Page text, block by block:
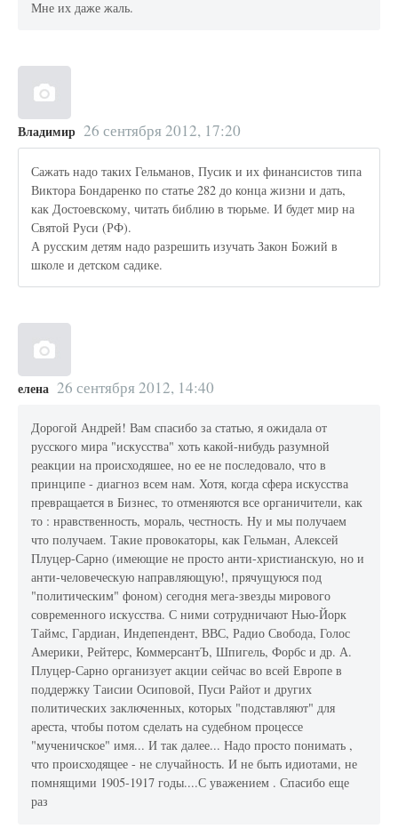
Мне их даже жаль.
Владимир 26 сентября 2012, 17:20
Сажать надо таких Гельманов, Пусик и их финансистов типа
Виктора Бондаренко по статье 282 до конца жизни и дать,
как Достоевскому, читать библию в тюрьме. И будет мир на
Святой Руси (РФ).
А русским детям надо разрешить изучать Закон Божий в
школе и детском садике.
елена 26 сентября 2012, 14:40
Дорогой Андрей! Вам спасибо за статью, я ожидала от
русского мира "искусства" хоть какой-нибудь разумной
реакции на происходяшее, но ее не последовало, что в
принципе - диагноз всем нам. Хотя, когда сфера искусства
превращается в Бизнес, то отменяются все органичители, как
то : нравственность, мораль, честность. Ну и мы получаем
что получаем. Такие провокаторы, как Гельман, Алексей
Плуцер-Сарно (имеющие не просто анти-христианскую, но и
анти-человеческую направляющую!, прячущуюся под
"политическим" фоном) сегодня мега-звезды мирового
современного искусства. С ними сотрудничают Нью-Йорк
Таймс, Гардиан, Индепендент, ВВС, Радио Свобода, Голос
Америки, Рейтерс, КоммерсантЪ, Шпигель, Форбс и др. А.
Плуцер-Сарно организует акции сейчас во всей Европе в
поддержку Таисии Осиповой, Пуси Райот и других
политических заключенных, которых "подставляют" для
ареста, чтобы потом сделать на судебном процессе
"мученичское" имя... И так далее... Надо просто понимать ,
что происходящее - не случайность. И не быть идиотами, не
помнящими 1905-1917 годы....С уважением . Спасибо еще
раз